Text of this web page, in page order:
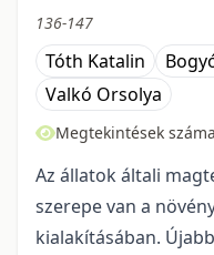
136-147
Tóth Katalin
Valkó Orsolya
Megtekintések
Az állatok általi
szerepe van a
kialakításában.